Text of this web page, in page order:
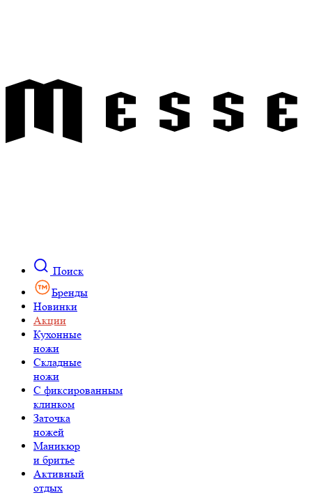
Поиск
Бренды
Новинки
Акции
Кухонные
ножи
Складные
ножи
C фиксированным
клинком
Заточка
ножей
Маникюр
и бритье
Активный
отдых